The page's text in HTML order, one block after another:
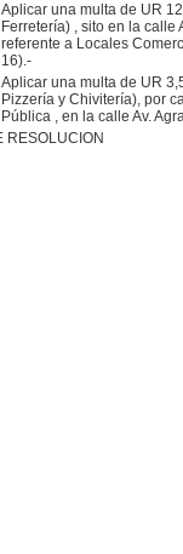
Aplicar una multa de UR
Ferretería) , sito en la calle
referente a Locales
16).-
Aplicar una multa de UR
Pizzería y Chivitería), por
Pública , en la calle Av.
RESOLUCION